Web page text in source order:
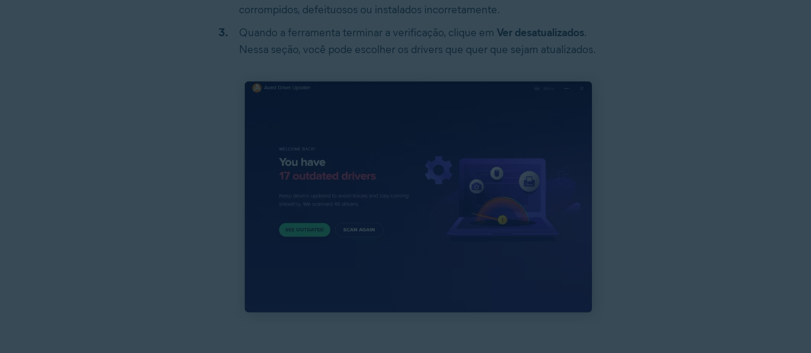
corrompidos, defeituosos ou instalados incorretamente.
Quando a ferramenta terminar a verificação, clique em Ver desatualizados.
Nessa seção, você pode escolher os drivers que quer que sejam atualizados.